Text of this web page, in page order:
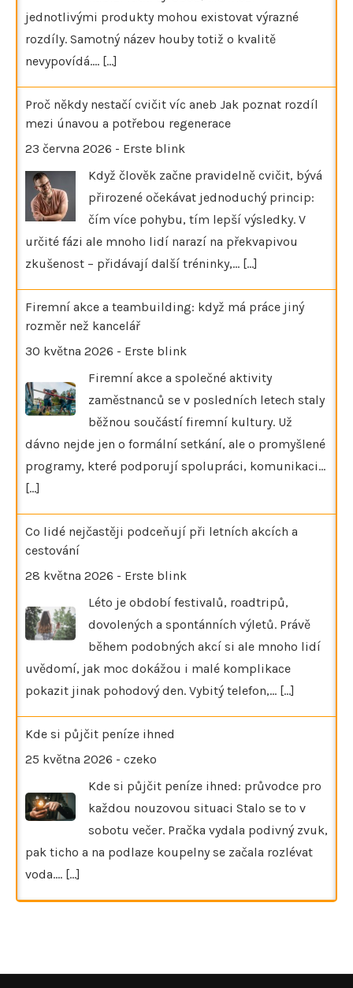
jednotlivými produkty mohou existovat výrazné
rozdíly. Samotný název houby totiž o kvalitě
nevypovídá.… [...]
Proč někdy nestačí cvičit víc aneb Jak poznat rozdíl
mezi únavou a potřebou regenerace
23 června 2026 - Erste blink
Když člověk začne pravidelně cvičit, bývá
přirozené očekávat jednoduchý princip:
čím více pohybu, tím lepší výsledky. V
určité fázi ale mnoho lidí narazí na překvapivou
zkušenost – přidávají další tréninky,… [...]
Firemní akce a teambuilding: když má práce jiný
rozměr než kancelář
30 května 2026 - Erste blink
Firemní akce a společné aktivity
zaměstnanců se v posledních letech staly
běžnou součástí firemní kultury. Už
dávno nejde jen o formální setkání, ale o promyšlené
programy, které podporují spolupráci, komunikaci…
[...]
Co lidé nejčastěji podceňují při letních akcích a
cestování
28 května 2026 - Erste blink
Léto je období festivalů, roadtripů,
dovolených a spontánních výletů. Právě
během podobných akcí si ale mnoho lidí
uvědomí, jak moc dokážou i malé komplikace
pokazit jinak pohodový den. Vybitý telefon,… [...]
Kde si půjčit peníze ihned
25 května 2026 - czeko
Kde si půjčit peníze ihned: průvodce pro
každou nouzovou situaci Stalo se to v
sobotu večer. Pračka vydala podivný zvuk,
pak ticho a na podlaze koupelny se začala rozlévat
voda.… [...]